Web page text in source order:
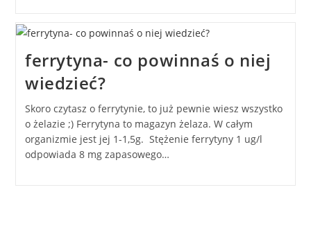
ferrytyna- co powinnaś o niej
wiedzieć?
Skoro czytasz o ferrytynie, to już pewnie wiesz wszystko
o żelazie ;) Ferrytyna to magazyn żelaza. W całym
organizmie jest jej 1-1,5g. Stężenie ferrytyny 1 ug/l
odpowiada 8 mg zapasowego…